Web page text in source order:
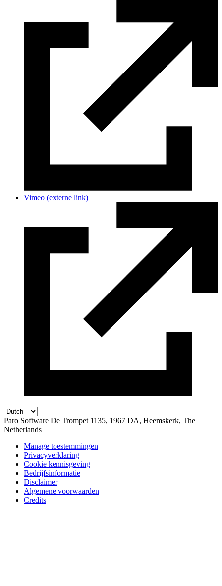
Vimeo (externe link)
Paro Software De Trompet 1135, 1967 DA, Heemskerk, The
Netherlands
Manage toestemmingen
Privacyverklaring
Cookie kennisgeving
Bedrijfsinformatie
Disclaimer
Algemene voorwaarden
Credits